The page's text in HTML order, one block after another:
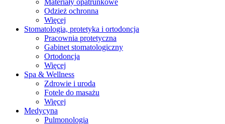
Materiały opatrunkowe
Odzież ochronna
Więcej
Stomatologia, protetyka i ortodoncja
Pracownia protetyczna
Gabinet stomatologiczny
Ortodoncja
Więcej
Spa & Wellness
Zdrowie i uroda
Fotele do masażu
Więcej
Medycyna
Pulmonologia